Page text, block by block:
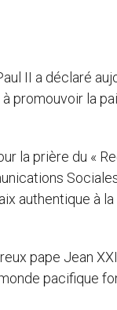
II a déclaré
promouvoir la
la prière du «
authentique à la
pape Jean
pacifique